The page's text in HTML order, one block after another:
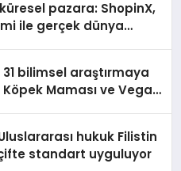
pazara: ShopinX,
ile gerçek dünya
bilimsel araştırmaya
Maması ve Vegan
hukuk Filistin
standart uyguluyor